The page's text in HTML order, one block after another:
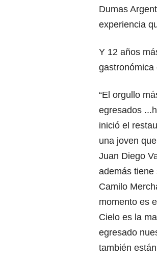
Dumas
experiencia
Y 12 años
gastronómica
“El orgullo
egresados
inició el
una joven
Juan Diego
además tiene
Camilo
momento es
Cielo es la
egresado
también